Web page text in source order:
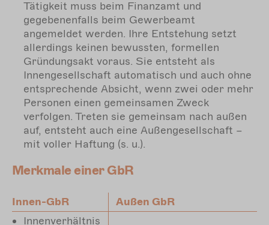
Tätigkeit muss beim Finanzamt und
gegebenenfalls beim Gewerbeamt
angemeldet werden. Ihre Entstehung setzt
allerdings keinen bewussten, formellen
Gründungsakt voraus. Sie entsteht als
Innengesellschaft automatisch und auch ohne
entsprechende Absicht, wenn zwei oder mehr
Personen einen gemeinsamen Zweck
verfolgen. Treten sie gemeinsam nach außen
auf, entsteht auch eine Außengesellschaft –
mit voller Haftung (s. u.).
Merkmale einer GbR
Innen-GbR
Außen GbR
Innenverhältnis